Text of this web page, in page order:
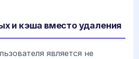
и кэша вместо удаления
является не